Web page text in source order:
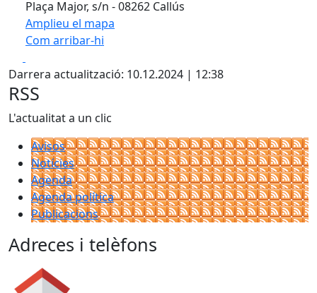
Plaça Major, s/n - 08262 Callús
Amplieu el mapa
Com arribar-hi
+
−
Darrera actualització: 10.12.2024 | 12:38
RSS
L'actualitat a un clic
Avisos
Notícies
Agenda
Agenda política
Publicacions
Adreces i telèfons